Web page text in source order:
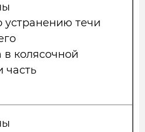
устранению течи
в колясочной
часть